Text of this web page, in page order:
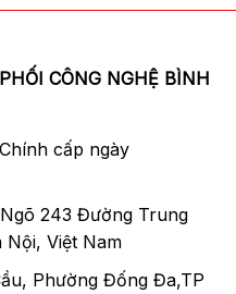
CÔNG NGHỆ BÌNH
cấp ngày
243 Đường Trung
Việt Nam
Phường Đống Đa,TP